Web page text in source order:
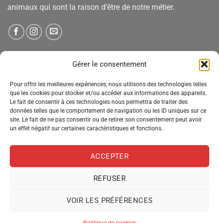
Gérer le consentement
Pour offrir les meilleures expériences, nous utilisons des technologies telles
que les cookies pour stocker et/ou accéder aux informations des appareils.
Le fait de consentir à ces technologies nous permettra de traiter des
données telles que le comportement de navigation ou les ID uniques sur ce
site. Le fait de ne pas consentir ou de retirer son consentement peut avoir
un effet négatif sur certaines caractéristiques et fonctions.
ACCEPTER
REFUSER
VOIR LES PRÉFÉRENCES
animaux qui sont la raison d’être de notre métier.
Tenez-vous informé des nouveautés, des offres spéciales
et des remises.